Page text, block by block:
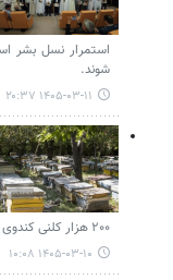
استمرار نسل بشر
شوند.
۱۴۰۵-۰۳-۱۱ ۲۰:۳۷
۲۰۰ هزار کلنی کندوی بومی و مدرن به مراتع کوچ می‌کنند.
۱۴۰۵-۰۳-۱۰ ۱۰:۰۸